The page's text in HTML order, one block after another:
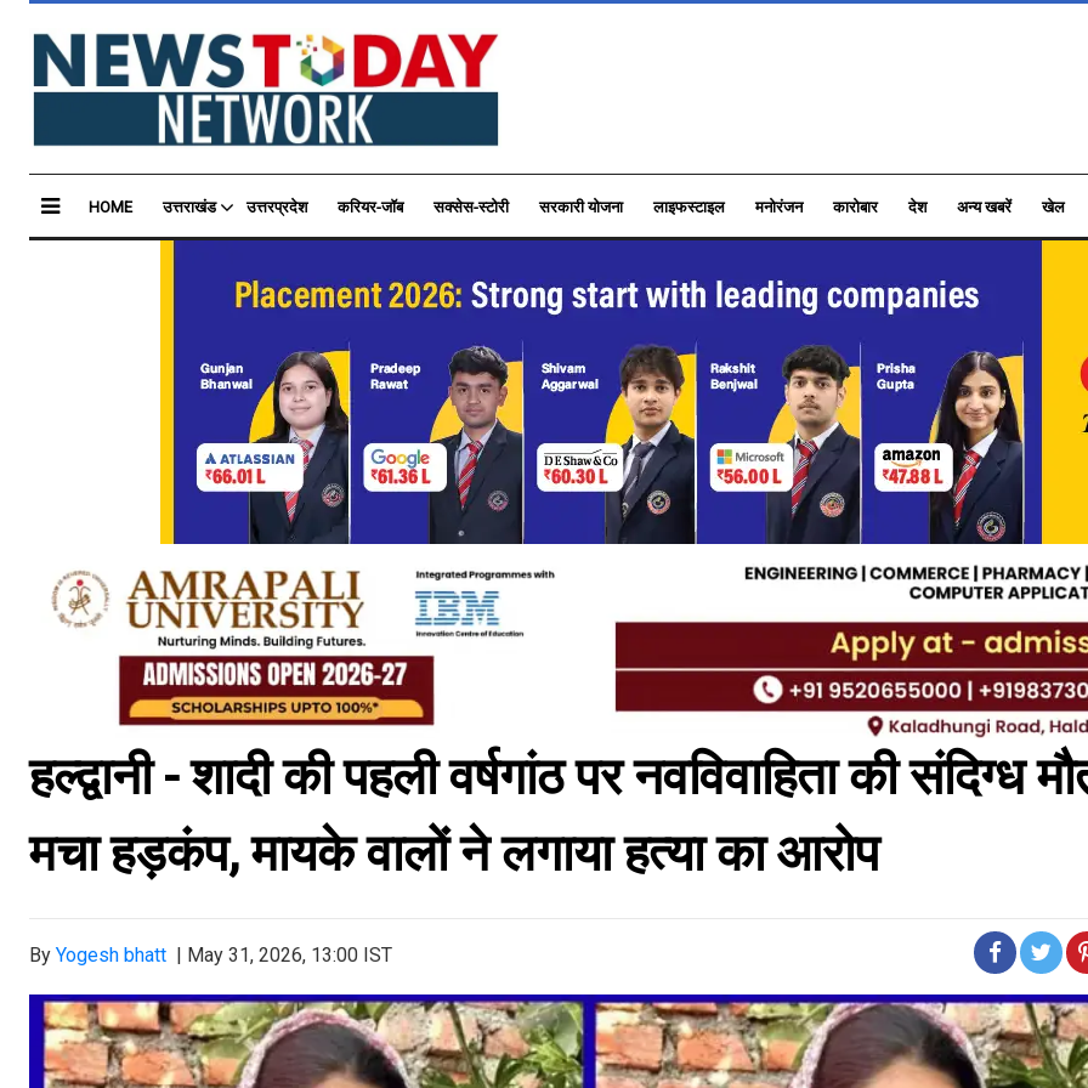
HOME उत्तराखंड उत्तरप्रदेश करियर-जॉब सक्सेस-स्टोरी सरकारी योजना लाइफस्टाइल मनोरंजन कारोबार देश अन्य खबरें खेल
हल्द्वानी - शादी की पहली वर्षगांठ पर नवविवाहिता की संदिग्ध
मचा हड़कंप, मायके वालों ने लगाया हत्या का आरोप
By Yogesh bhatt | May 31, 2026, 13:00 IST